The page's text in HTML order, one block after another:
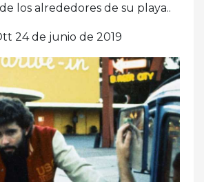
los alrededores de su playa..
24 de junio de 2019